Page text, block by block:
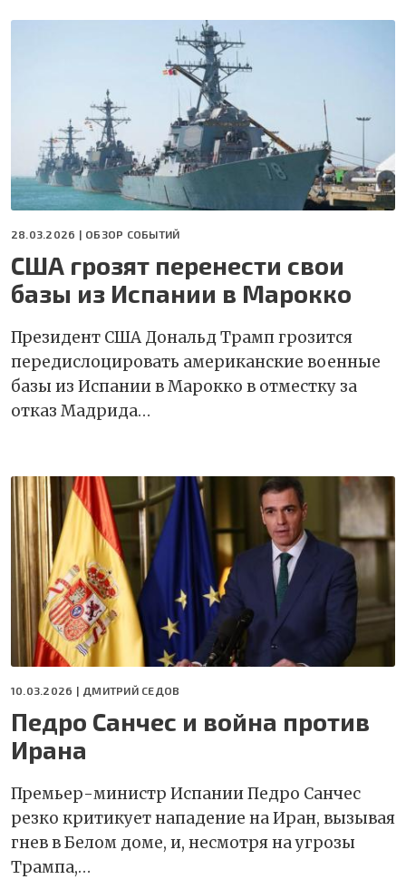
28.03.2026 | ОБЗОР СОБЫТИЙ
США грозят перенести свои
базы из Испании в Марокко
Президент США Дональд Трамп грозится
передислоцировать американские военные
базы из Испании в Марокко в отместку за
отказ Мадрида…
10.03.2026 | ДМИТРИЙ СЕДОВ
Педро Санчес и война против
Ирана
Премьер-министр Испании Педро Санчес
резко критикует нападение на Иран, вызывая
гнев в Белом доме, и, несмотря на угрозы
Трампа,…